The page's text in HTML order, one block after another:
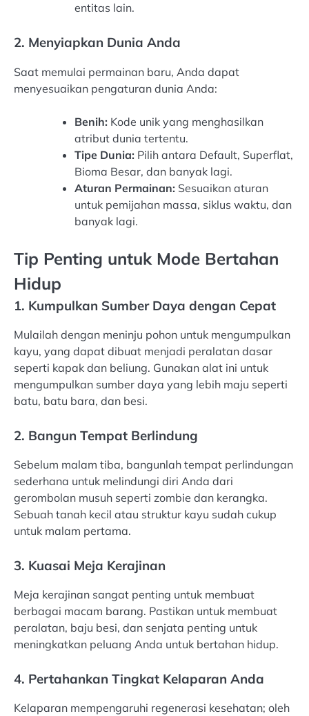
entitas lain.
2. Menyiapkan Dunia Anda
Saat memulai permainan baru, Anda dapat
menyesuaikan pengaturan dunia Anda:
Benih: Kode unik yang menghasilkan
atribut dunia tertentu.
Tipe Dunia: Pilih antara Default, Superflat,
Bioma Besar, dan banyak lagi.
Aturan Permainan: Sesuaikan aturan
untuk pemijahan massa, siklus waktu, dan
banyak lagi.
Tip Penting untuk Mode Bertahan
Hidup
1. Kumpulkan Sumber Daya dengan Cepat
Mulailah dengan meninju pohon untuk mengumpulkan
kayu, yang dapat dibuat menjadi peralatan dasar
seperti kapak dan beliung. Gunakan alat ini untuk
mengumpulkan sumber daya yang lebih maju seperti
batu, batu bara, dan besi.
2. Bangun Tempat Berlindung
Sebelum malam tiba, bangunlah tempat perlindungan
sederhana untuk melindungi diri Anda dari
gerombolan musuh seperti zombie dan kerangka.
Sebuah tanah kecil atau struktur kayu sudah cukup
untuk malam pertama.
3. Kuasai Meja Kerajinan
Meja kerajinan sangat penting untuk membuat
berbagai macam barang. Pastikan untuk membuat
peralatan, baju besi, dan senjata penting untuk
meningkatkan peluang Anda untuk bertahan hidup.
4. Pertahankan Tingkat Kelaparan Anda
Kelaparan mempengaruhi regenerasi kesehatan; oleh